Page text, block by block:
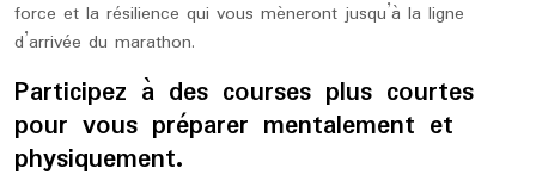
force et la résilience qui vous mèneront jusqu’à la ligne
d’arrivée du marathon.
Participez à des courses plus courtes
pour vous préparer mentalement et
physiquement.